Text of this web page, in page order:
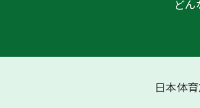
ど
日本体